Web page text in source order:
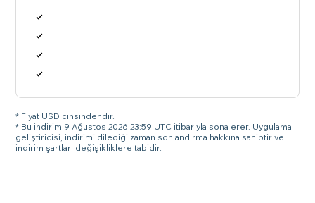
* Fiyat USD cinsindendir.
* Bu indirim 9 Ağustos 2026 23:59 UTC itibarıyla sona erer. Uygulama
geliştiricisi, indirimi dilediği zaman sonlandırma hakkına sahiptir ve
indirim şartları değişikliklere tabidir.